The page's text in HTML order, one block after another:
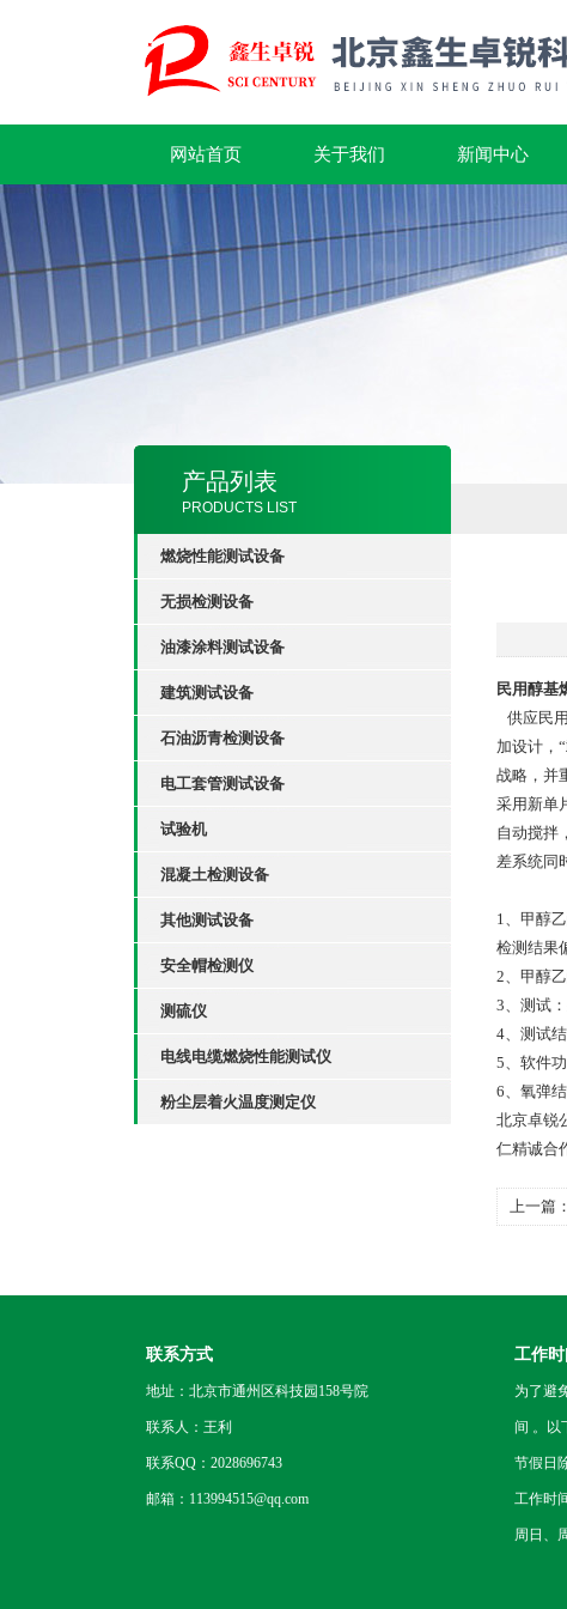
网站首页 关于我们 新闻中心
产品列表
PRODUCTS LIST
燃烧性能测试设备
无损检测设备
油漆涂料测试设备
建筑测试设备
石油沥青检测设备
电工套管测试设备
试验机
混凝土检测设备
其他测试设备
安全帽检测仪
测硫仪
电线电缆燃烧性能测试仪
粉尘层着火温度测定仪
民用醇基
供应民
加设计，
战略，并
采用新单
自动搅拌
差系统同
1、甲醇
检测结果
2、甲醇
3、测试
4、测试
5、软件
6、氧弹
北京卓锐
仁精诚合
上一篇：
联系方式
地址：北京市通州区科技园158号院
联系人：王利
联系QQ：2028696743
邮箱：113994515@qq.com
工作时
为了避
间 。以
节假日
工作时
周日、